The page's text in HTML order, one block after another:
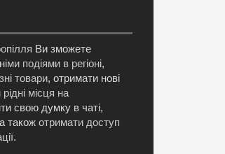
Ви зможете
подіями в регіоні,
товари, отримати нові
місця на
свою думку в чаті,
також отримати доступ
.